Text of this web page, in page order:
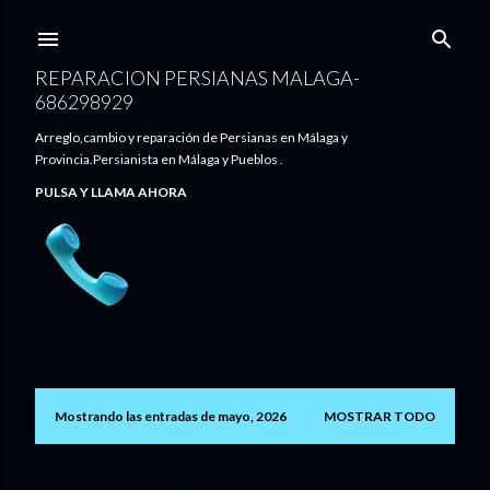
REPARACION PERSIANAS MALAGA-
686298929
Arreglo,cambio y reparación de Persianas en Málaga y
Provincia.Persianista en Málaga y Pueblos .
PULSA Y LLAMA AHORA
EMostrando las entradas de mayo, 2026 MOSTRAR TODO